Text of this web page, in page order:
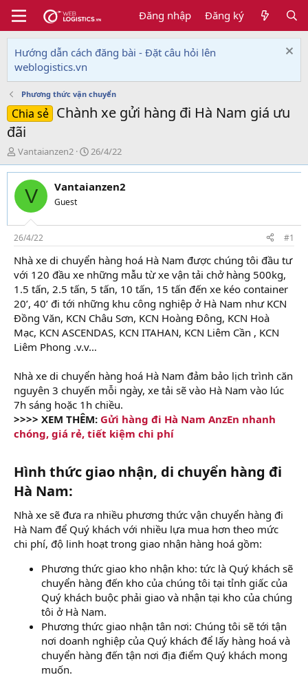
Đăng nhập Đăng ký
Hướng dẫn cách đăng bài - Đặt câu hỏi lên
weblogistics.vn
Phương thức vận chuyển
Chia sẻ Chành xe gửi hàng đi Hà Nam giá ưu
đãi
T
h
r
e
d
s
t
a
r
t
e
r
Vantaianzen2
N
g
à
y
i
26/4/22
V Vantaianzen2
Guest
26/4/22 #1
Nhà xe di chuyển hàng hoá Hà Nam được chúng tôi đầu tư
với 120 đầu xe những mẫu từ xe vận tải chở hàng 500kg,
1.5 tấn, 2.5 tấn, 5 tấn, 10 tấn, 15 tấn đến xe kéo container
20’, 40’ đi tới những khu công nghiệp ở Hà Nam như KCN
Đồng Văn, KCN Châu Sơn, KCN Hoàng Đông, KCN Hoà
Mạc, KCN ASCENDAS, KCN ITAHAN, KCN Liêm Cần , KCN
Liêm Phong .v.v…
Nhà xe di chuyển hàng hoá Hà Nam đảm bảo lịch trình căn
nguyên 3 chuyến mỗi ngày, xe tải sẽ vào Hà Nam vào lúc
7h sáng hoặc 1h chiều.
>>>> XEM THÊM: Gửi hàng đi Hà Nam AnzEn nhanh
chóng, giá rẻ, tiết kiệm chi phí
Hình thức giao nhận, di chuyển hàng đi
Hà Nam:​
Nhà xe sẽ đưa ra nhiều phương thức vận chuyển hàng đi
Hà Nam để Quý khách với nhiều lựa mua hơn theo mức
chi phí, độ linh hoạt trong giao nhận hàng hoá gồm:
Phương thức giao kho nhận kho: tức là Quý khách sẽ
chuyển hàng đến kho của chúng tôi tại tỉnh giấc của
Quý khách buộc phải giao và nhận tại kho của chúng
tôi ở Hà Nam.
Phương thức giao nhận tân nơi: Chúng tôi sẽ tới tận
nơi doanh nghiệp của Quý khách để lấy hàng hoá và
chuyển hàng đến tận nơi địa điểm Quý khách mong
muốn.